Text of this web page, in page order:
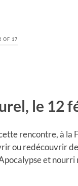
OF 17
le 12
rencontre, à la
ou redécouvrir
et